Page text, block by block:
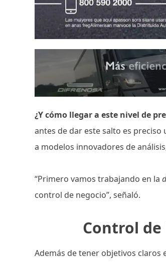
¿Y cómo llegar a este nivel de
antes de dar este salto es
a modelos innovadores de
“Primero vamos trabajando en la
control de negocio”, señaló.
Control
Además de tener objetivos claros